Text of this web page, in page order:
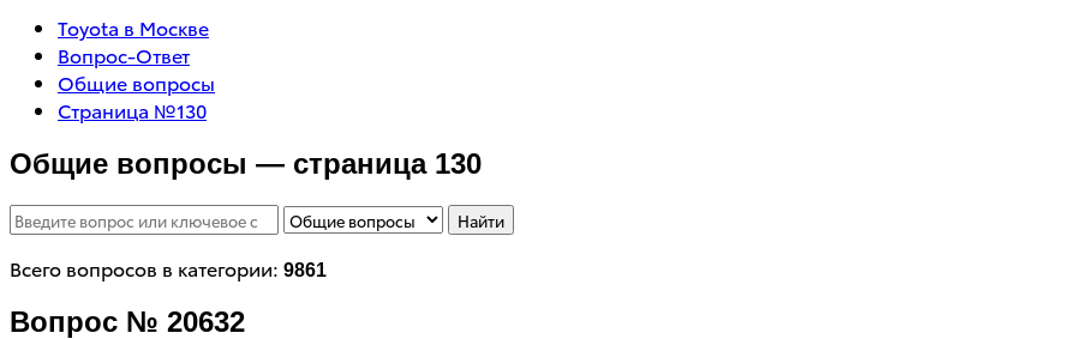
Toyota в Москве
Вопрос-Ответ
Общие вопросы
Страница №130
Общие вопросы — страница 130
Найти
Всего вопросов в категории: 9861
Вопрос № 20632